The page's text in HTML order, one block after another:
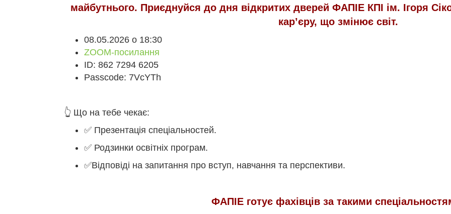
майбутнього. Приєднуйся до дня відкритих дверей ФАПІЕ КПІ ім. Ігоря
кар’єру, що змінює світ.
08.05.2026 о 18:30
ZOOM-посилання
ID: 862 7294 6205
Passcode: 7VcYTh
👆 Що на тебе чекає:
✅ Презентація спеціальностей.
✅ Родзинки освітніх програм.
✅Відповіді на запитання про вступ, навчання та перспективи.
ФАПІЕ готує фахівців за такими